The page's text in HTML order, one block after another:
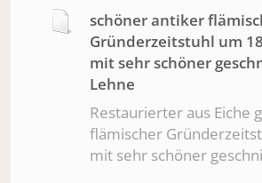
schöner antiker
Gründerzeitstuhl um
mit sehr schöner
Lehne
Restaurierter aus Eiche
flämischer
mit sehr schöner